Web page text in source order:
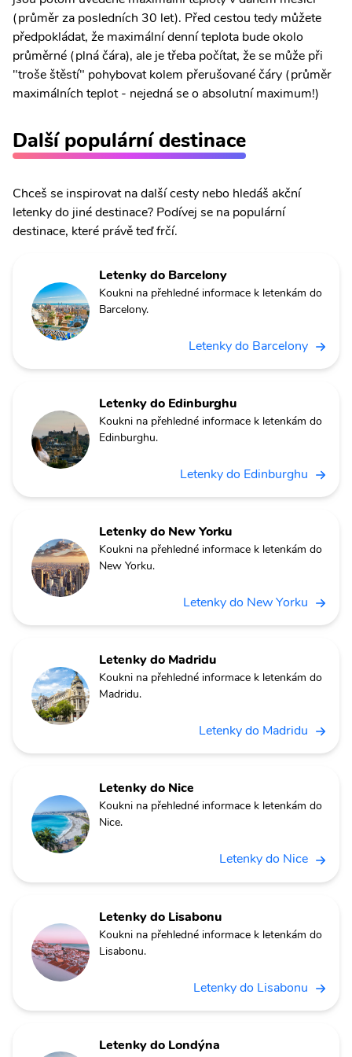
(průměr za posledních 30 let). Před cestou tedy můžete
předpokládat, že maximální denní teplota bude okolo
průměrné (plná čára), ale je třeba počítat, že se může při
"troše štěstí" pohybovat kolem přerušované čáry (průměr
maximálních teplot - nejedná se o absolutní maximum!)
Další populární destinace
Chceš se inspirovat na další cesty nebo hledáš akční
letenky do jiné destinace? Podívej se na populární
destinace, které právě teď frčí.
Letenky do Barcelony
Koukni na přehledné informace k letenkám do
Barcelony.
Letenky do Barcelony
Letenky do Edinburghu
Koukni na přehledné informace k letenkám do
Edinburghu.
Letenky do Edinburghu
Letenky do New Yorku
Koukni na přehledné informace k letenkám do
New Yorku.
Letenky do New Yorku
Letenky do Madridu
Koukni na přehledné informace k letenkám do
Madridu.
Letenky do Madridu
Letenky do Nice
Koukni na přehledné informace k letenkám do
Nice.
Letenky do Nice
Letenky do Lisabonu
Koukni na přehledné informace k letenkám do
Lisabonu.
Letenky do Lisabonu
Letenky do Londýna